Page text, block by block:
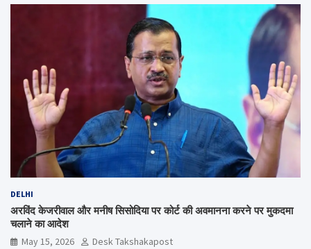
DELHI
अरविंद केजरीवाल और मनीष सिसोदिया पर कोर्ट की अवमानना करने पर मुकदमा
चलाने का आदेश
May 15, 2026 Desk Takshakapost